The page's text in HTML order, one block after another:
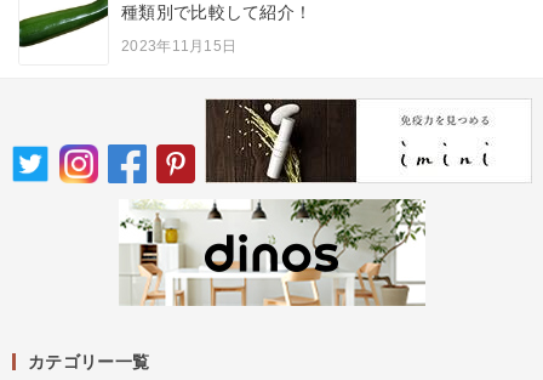
種類別で比較して紹介！
2023年11月15日
カテゴリー一覧